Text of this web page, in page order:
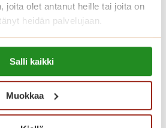
joita olet antanut heille tai joita on
heidän palvelujaan.
Salli kaikki
Muokkaa
ravintoloita, kirjasto,
ja ulkoaltaineen.
asunnoissa asut
saat apua aina, kun sitä
tarjoaa viihtyisää ja